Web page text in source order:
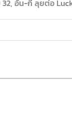
32, อ้น-กี้ ลุยต่อ